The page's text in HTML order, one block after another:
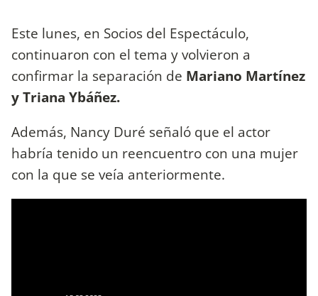
Este lunes, en Socios del Espectáculo,
continuaron con el tema y volvieron a
confirmar la separación de Mariano Martínez
y Triana Ybáñez.
Además, Nancy Duré señaló que el actor
habría tenido un reencuentro con una mujer
con la que se veía anteriormente.